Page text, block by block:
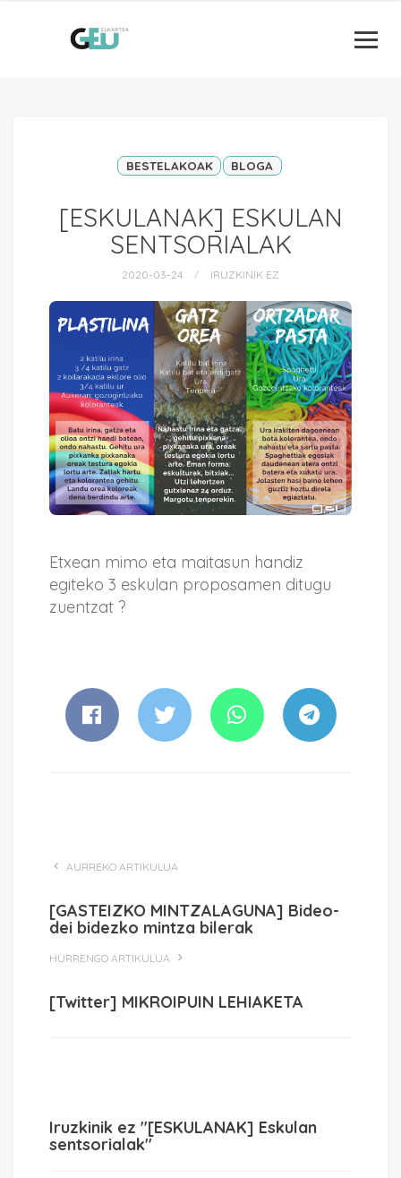
BESTELAKOAK BLOGA
[ESKULANAK] ESKULAN
SENTSORIALAK
2020-03-24 IRUZKINIK EZ
Etxean mimo eta maitasun handiz
egiteko 3 eskulan proposamen ditugu
zuentzat ?
AURREKO ARTIKULUA
[GASTEIZKO MINTZALAGUNA] Bideo-
dei bidezko mintza bilerak
HURRENGO ARTIKULUA
[Twitter] MIKROIPUIN LEHIAKETA
Iruzkinik ez "[ESKULANAK] Eskulan
sentsorialak"